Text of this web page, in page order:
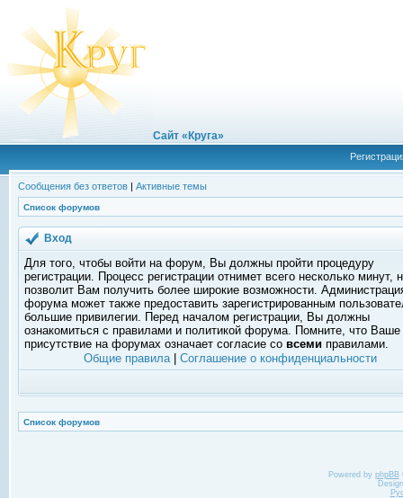
Сайт «Круга»
Сообщения без ответов | Активные темы
Список форумов
Вход
Для того, чтобы войти на форум, Вы должны пройти процедуру
регистрации. Процесс регистрации отнимет всего несколько минут,
позволит Вам получить более широкие возможности.
форума может также предоставить зарегистрированным
большие привилегии. Перед началом регистрации, Вы должны
ознакомиться с правилами и политикой форума. Помните, что Ваше
присутствие на форумах означает согласие со всеми правилами.
Общие правила| Соглашение о конфиденциальности
Список форумов
Powered by phpBB